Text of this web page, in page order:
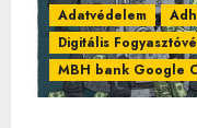
Adatvédelem
Digitális
MBH bank Google